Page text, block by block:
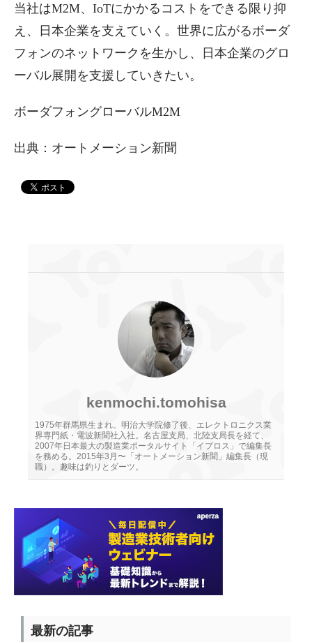
当社はM2M、IoTにかかるコストをできる限り抑
え、日本企業を支えていく。世界に広がるボーダ
フォンのネットワークを生かし、日本企業のグロ
ーバル展開を支援していきたい。
ボーダフォングローバルM2M
出典：オートメーション新聞
kenmochi.tomohisa
1975年群馬県生まれ。明治大学院修了後、エレクトロニクス業
界専門紙・電波新聞社入社。名古屋支局、北陸支局長を経て、
2007年日本最大の製造業ポータルサイト「イプロス」で編集長
を務める。2015年3月〜「オートメーション新聞」編集長（現
職）。趣味は釣りとダーツ。
最新の記事